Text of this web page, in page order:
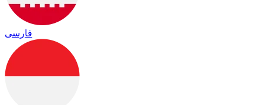
فارسی